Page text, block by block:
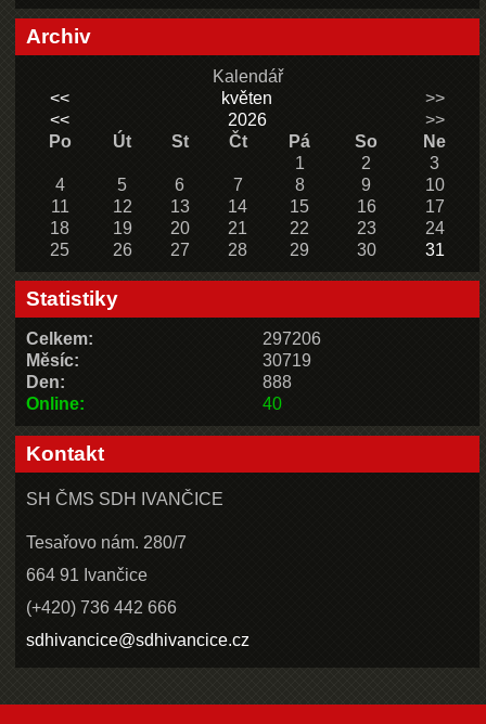
Archiv
Kalendář
<<
květen
>>
<<
2026
>>
Po
Út St Čt Pá So
Ne
1
2
3
4
5 6 7 8 9
10
11
12 13 14 15 16
17
18
19 20 21 22 23
24
25
26 27 28 29 30 31
Statistiky
Online: 40
Celkem:
297206
Měsíc:
30719
Den:
888
Kontakt
SH ČMS SDH IVANČICE
Tesařovo nám. 280/7
664 91 Ivančice
(+420) 736 442 666
sdhivancice@sdhivancice.cz